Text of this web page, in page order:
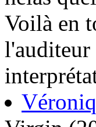
Voilà en
l'auditeur